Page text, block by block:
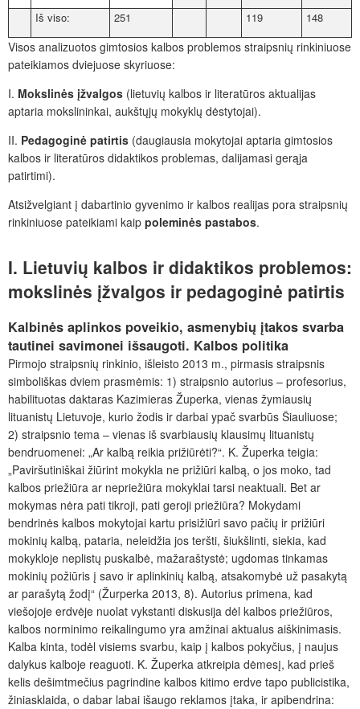
Iš viso: 251 119 148
Visos analizuotos gimtosios kalbos problemos straipsnių rinkiniuose
pateikiamos dviejuose skyriuose:
I. Mokslinės įžvalgos (lietuvių kalbos ir literatūros aktualijas
aptaria mokslininkai, aukštųjų mokyklų dėstytojai).
II. Pedagoginė patirtis (daugiausia mokytojai aptaria gimtosios
kalbos ir literatūros didaktikos problemas, dalijamasi gerąja
patirtimi).
Atsižvelgiant į dabartinio gyvenimo ir kalbos realijas pora straipsnių
rinkiniuose pateikiami kaip poleminės pastabos.
I. Lietuvių kalbos ir didaktikos problemos:
mokslinės įžvalgos ir pedagoginė patirtis
Kalbinės aplinkos poveikio, asmenybių įtakos svarba
tautinei savimonei išsaugoti. Kalbos politika
Pirmojo straipsnių rinkinio, išleisto 2013 m., pirmasis straipsnis
simboliškas dviem prasmėmis: 1) straipsnio autorius – profesorius,
habilituotas daktaras Kazimieras Župerka, vienas žymiausių
lituanistų Lietuvoje, kurio žodis ir darbai ypač svarbūs Šiauliuose;
2) straipsnio tema – vienas iš svarbiausių klausimų lituanistų
bendruomenei: „Ar kalbą reikia prižiūrėti?“. K. Župerka teigia:
„Paviršutiniškai žiūrint mokykla ne prižiūri kalbą, o jos moko, tad
kalbos priežiūra ar nepriežiūra mokyklai tarsi neaktuali. Bet ar
mokymas nėra pati tikroji, pati geroji priežiūra? Mokydami
bendrinės kalbos mokytojai kartu prisižiūri savo pačių ir prižiūri
mokinių kalbą, pataria, neleidžia jos teršti, šiukšlinti, siekia, kad
mokykloje neplistų puskalbė, mažaraštystė; ugdomas tinkamas
mokinių požiūris į savo ir aplinkinių kalbą, atsakomybė už pasakytą
ar parašytą žodį“ (Žurperka 2013, 8). Autorius primena, kad
viešojoje erdvėje nuolat vykstanti diskusija dėl kalbos priežiūros,
kalbos norminimo reikalingumo yra amžinai aktualus aiškinimasis.
Kalba kinta, todėl visiems svarbu, kaip į kalbos pokyčius, į naujus
dalykus kalboje reaguoti. K. Župerka atkreipia dėmesį, kad prieš
kelis dešimtmečius pagrindine kalbos kitimo erdve tapo publicistika,
žiniasklaida, o dabar labai išaugo reklamos įtaka, ir apibendrina: